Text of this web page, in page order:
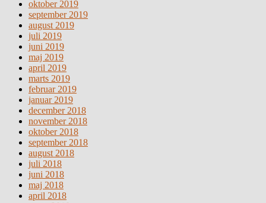
oktober 2019
september 2019
august 2019
juli 2019
juni 2019
maj 2019
april 2019
marts 2019
februar 2019
januar 2019
december 2018
november 2018
oktober 2018
september 2018
august 2018
juli 2018
juni 2018
maj 2018
april 2018